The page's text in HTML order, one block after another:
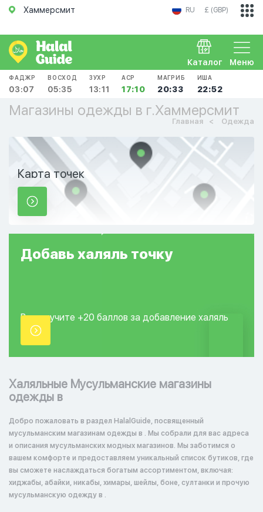
Хаммерсмит RU £ (GBP)
Меню
Каталог
ФАДЖР
03:07
ВОСХОД
05:35
ЗУХР
13:11
АСР
17:10
МАГРИБ
20:33
ИША
22:52
Магазины одежды в г.Хаммерсмит
Главная Одежда
Карта точек
Добавь халяль точку
Вы получите +20 баллов за добавление халяль
точки.
Халяльные Мусульманские магазины
одежды в
Добро пожаловать в раздел HalalGuide, посвященный
мусульманским магазинам одежды в . Мы собрали для вас адреса
и описания мусульманских модных магазинов. Мы заботимся о
вашем комфорте и предоставляем уникальный список бутиков, где
вы сможете наслаждаться богатым ассортиментом, включая:
хиджабы, абайки, никабы, химары, шейлы, боне, султанки и прочую
мусульманскую одежду в .